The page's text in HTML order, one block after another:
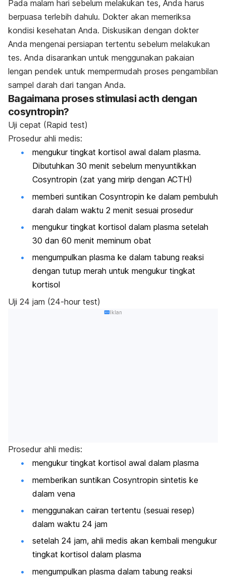
Pada malam hari sebelum melakukan tes, Anda harus
berpuasa terlebih dahulu. Dokter akan memeriksa
kondisi kesehatan Anda. Diskusikan dengan dokter
Anda mengenai persiapan tertentu sebelum melakukan
tes. Anda disarankan untuk menggunakan pakaian
lengan pendek untuk mempermudah proses pengambilan
sampel darah dari tangan Anda.
Bagaimana proses stimulasi acth dengan
cosyntropin?
Uji cepat (Rapid test)
Prosedur ahli medis:
mengukur tingkat kortisol awal dalam plasma.
Dibutuhkan 30 menit sebelum menyuntikkan
Cosyntropin (zat yang mirip dengan ACTH)
memberi suntikan Cosyntropin ke dalam pembuluh
darah dalam waktu 2 menit sesuai prosedur
mengukur tingkat kortisol dalam plasma setelah
30 dan 60 menit meminum obat
mengumpulkan plasma ke dalam tabung reaksi
dengan tutup merah untuk mengukur tingkat
kortisol
Uji 24 jam (24-hour test)
Iklan
Prosedur ahli medis:
mengukur tingkat kortisol awal dalam plasma
memberikan suntikan Cosyntropin sintetis ke
dalam vena
menggunakan cairan tertentu (sesuai resep)
dalam waktu 24 jam
setelah 24 jam, ahli medis akan kembali mengukur
tingkat kortisol dalam plasma
mengumpulkan plasma dalam tabung reaksi